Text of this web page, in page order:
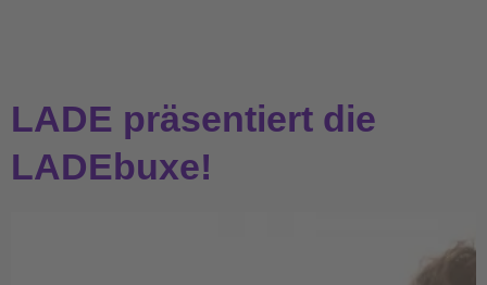
LADE präsentiert die
LADEbuxe!